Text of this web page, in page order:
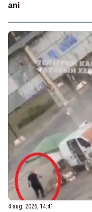
ani
4 aug. 2026, 14:41